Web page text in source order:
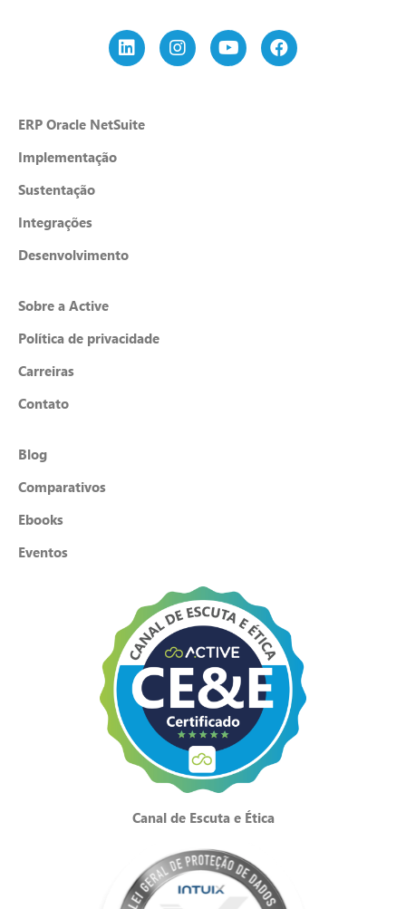
ERP Oracle NetSuite
Implementação
Sustentação
Integrações
Desenvolvimento
Sobre a Active
Política de privacidade
Carreiras
Contato
Blog
Comparativos
Ebooks
Eventos
Canal de Escuta e Ética